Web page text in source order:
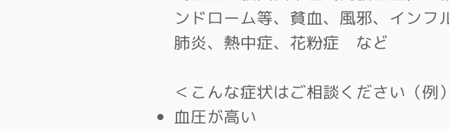
ンドローム等、貧血、風邪、インフ
肺炎、熱中症、花粉症 など
＜こんな症状はご相談ください（例
血圧が高い